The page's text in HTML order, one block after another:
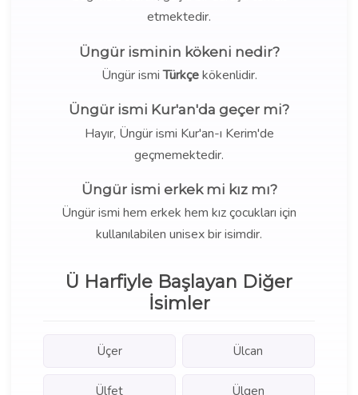
etmektedir.
Üngür isminin kökeni nedir?
Üngür ismiTürkçekökenlidir.
Üngür ismi Kur'an'da geçer mi?
Hayır, Üngür ismi Kur'an-ı Kerim'de
geçmemektedir.
Üngür ismi erkek mi kız mı?
Üngür ismi hem erkek hem kız çocukları için
kullanılabilen unisex bir isimdir.
Ü Harfiyle Başlayan Diğer
İsimler
Üçer Ülcan
Ülfet Ülgen